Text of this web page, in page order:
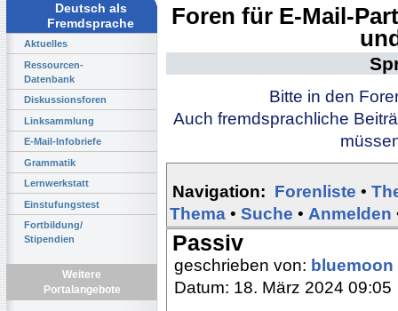
Deutsch als
Fremdsprache
Aktuelles
Ressourcen-
Datenbank
Diskussionsforen
Linksammlung
E-Mail-Infobriefe
Grammatik
Lernwerkstatt
Einstufungstest
Fortbildung/
Stipendien
Weitere
Portalangebote
Foren für E-Mail-
Bitte in den
Auch fremdsprachliche
Navigation: Forenliste •
Thema • Suche • Anmelden
Passiv
geschrieben von: bluemoon
Datum: 18. März 2024 09:05